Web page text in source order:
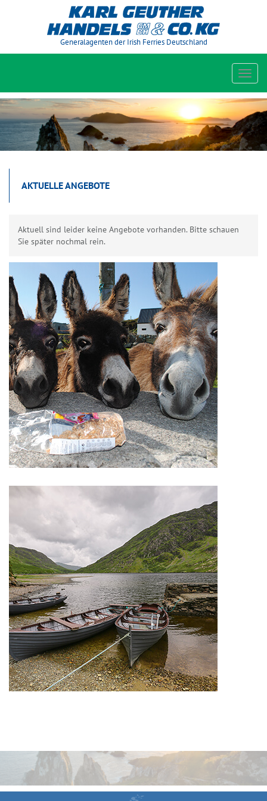
Generalagenten der Irish Ferries Deutschland
AKTUELLE ANGEBOTE
Aktuell sind leider keine Angebote vorhanden. Bitte schauen
Sie später nochmal rein.